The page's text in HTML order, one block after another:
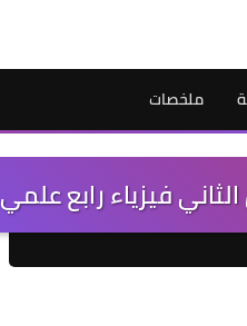
ملخصات
فيزياء رابع علمي